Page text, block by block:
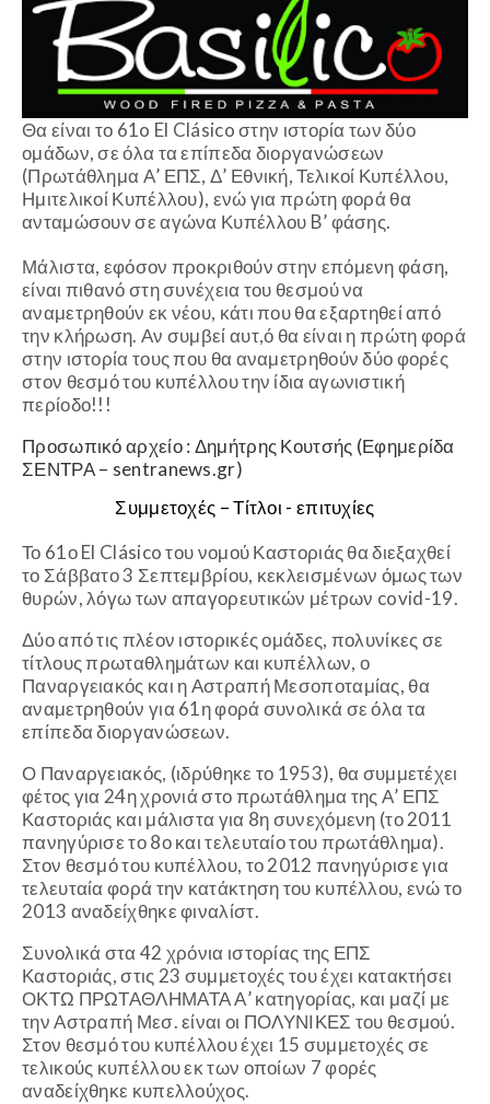
Θα είναι το 61o El Clásico στην ιστορία των δύο
ομάδων, σε όλα τα επίπεδα διοργανώσεων
(Πρωτάθλημα Α’ ΕΠΣ, Δ’ Εθνική, Τελικοί Κυπέλλου,
Ημιτελικοί Κυπέλλου), ενώ για πρώτη φορά θα
ανταμώσουν σε αγώνα Κυπέλλου B’ φάσης.
Μάλιστα, εφόσον προκριθούν στην επόμενη φάση,
είναι πιθανό στη συνέχεια του θεσμού να
αναμετρηθούν εκ νέου, κάτι που θα εξαρτηθεί από
την κλήρωση. Αν συμβεί αυτ,ό θα είναι η πρώτη φορά
στην ιστορία τους που θα αναμετρηθούν δύο φορές
στον θεσμό του κυπέλλου την ίδια αγωνιστική
περίοδο!!!
Προσωπικό αρχείο : Δημήτρης Κουτσής (Εφημερίδα
ΣΕΝΤΡΑ – sentranews.gr)
Συμμετοχές – Τίτλοι - επιτυχίες
Το 61ο El Clásico του νομού Καστοριάς θα διεξαχθεί
το Σάββατο 3 Σεπτεμβρίου, κεκλεισμένων όμως των
θυρών, λόγω των απαγορευτικών μέτρων covid-19.
Δύο από τις πλέον ιστορικές ομάδες, πολυνίκες σε
τίτλους πρωταθλημάτων και κυπέλλων, ο
Παναργειακός και η Αστραπή Μεσοποταμίας, θα
αναμετρηθούν για 61η φορά συνολικά σε όλα τα
επίπεδα διοργανώσεων.
Ο Παναργειακός, (ιδρύθηκε το 1953), θα συμμετέχει
φέτος για 24η χρονιά στο πρωτάθλημα της Α’ ΕΠΣ
Καστοριάς και μάλιστα για 8η συνεχόμενη (το 2011
πανηγύρισε το 8ο και τελευταίο του πρωτάθλημα).
Στον θεσμό του κυπέλλου, το 2012 πανηγύρισε για
τελευταία φορά την κατάκτηση του κυπέλλου, ενώ το
2013 αναδείχθηκε φιναλίστ.
Συνολικά στα 42 χρόνια ιστορίας της ΕΠΣ
Καστοριάς, στις 23 συμμετοχές του έχει κατακτήσει
ΟΚΤΩ ΠΡΩΤΑΘΛΗΜΑΤΑ Α’ κατηγορίας, και μαζί με
την Αστραπή Μεσ. είναι οι ΠΟΛΥΝΙΚΕΣ του θεσμού.
Στον θεσμό του κυπέλλου έχει 15 συμμετοχές σε
τελικούς κυπέλλου εκ των οποίων 7 φορές
αναδείχθηκε κυπελλούχος.